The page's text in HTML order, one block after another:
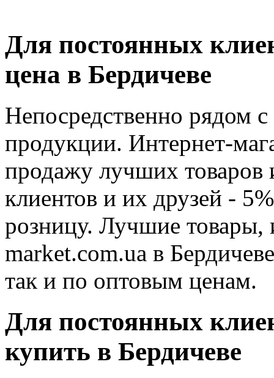
Для постоянных
цена в Бердичеве
Непосредственно рядом
продукции. Интернет-
продажу лучших товаров
клиентов и их друзей -
розницу. Лучшие товары,
market.com.ua в
так и по оптовым ценам.
Для постоянных
купить в Бердичеве